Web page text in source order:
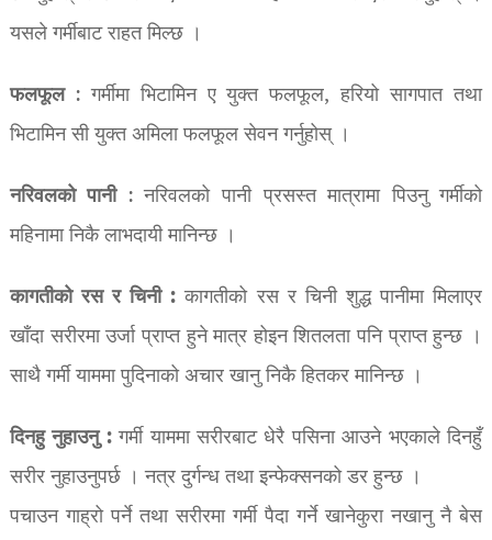
यसले गर्मीबाट राहत मिल्छ ।
फलफूल: गर्मीमा भिटामिन ए युक्त फलफूल, हरियो सागपात तथा
भिटामिन सी युक्त अमिला फलफूल सेवन गर्नुहोस् ।
नरिवलको पानी: नरिवलको पानी प्रसस्त मात्रामा पिउनु गर्मीको
महिनामा निकै लाभदायी मानिन्छ ।
कागतीको रस र चिनी : कागतीको रस र चिनी शुद्ध पानीमा मिलाएर
खाँदा सरीरमा उर्जा प्राप्त हुने मात्र होइन शितलता पनि प्राप्त हुन्छ ।
साथै गर्मी याममा पुदिनाको अचार खानु निकै हितकर मानिन्छ ।
दिनहु नुहाउनु :गर्मी याममा सरीरबाट धेरै पसिना आउने भएकाले दिनहुँ
सरीर नुहाउनुपर्छ । नत्र दुर्गन्ध तथा इन्फेक्सनको डर हुन्छ ।
पचाउन गाह्रो पर्ने तथा सरीरमा गर्मी पैदा गर्ने खानेकुरा नखानु नै बेस